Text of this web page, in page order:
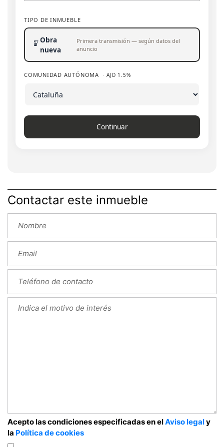
TIPO DE INMUEBLE
Obra
nueva
Primera transmisión — según datos del
anuncio
COMUNIDAD AUTÓNOMA · AJD 1.5%
Continuar
Contactar este inmueble
Acepto las condiciones especificadas en elAviso legaly
la Política de cookies